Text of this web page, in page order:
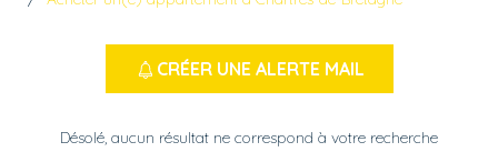
CRÉER UNE ALERTE MAIL
Désolé, aucun résultat ne correspond à votre recherche